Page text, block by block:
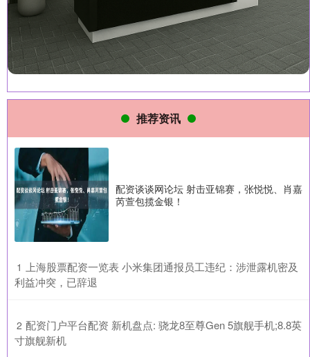
推荐资讯
配资谈谈网论坛 射击亚锦赛，张悦悦、肖嘉
芮萱包揽金银！
1 ​上海股票配资一览表 小米集团通报员工违纪：涉泄露机密及
利益冲突，已辞退
2 ​配资门户平台配资 新机盘点: 骁龙8至尊Gen 5旗舰手机;8.8英
寸旗舰新机